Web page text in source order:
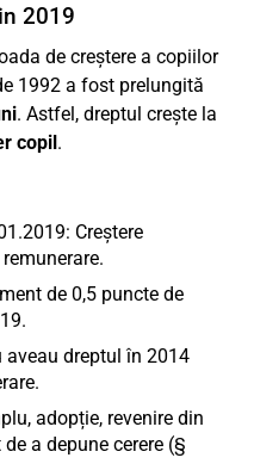
2019
de creștere a copiilor
1992 a fost prelungită
. Astfel, dreptul crește la
copil.
Creștere
de 0,5 puncte de
aveau dreptul în 2014
adopție, revenire din
a depune cerere (§